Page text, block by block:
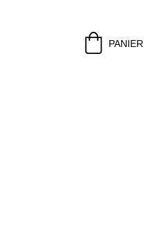
PANIER